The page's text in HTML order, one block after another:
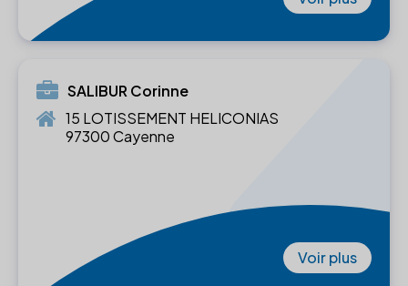
SALIBUR Corinne
15 LOTISSEMENT HELICONIAS
97300 Cayenne
Voir plus